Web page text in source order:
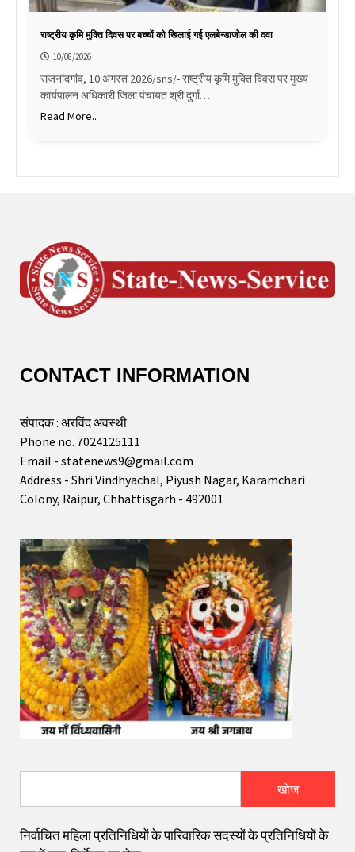
राष्ट्रीय कृमि मुक्ति दिवस पर बच्चों को खिलाई गई एलबेन्डाजोल की दवा
10/08/2026
राजनांदगांव, 10 अगस्त 2026/sns/- राष्ट्रीय कृमि मुक्ति दिवस पर मुख्य
कार्यपालन अधिकारी जिला पंचायत श्री दुर्गा…
Read More..
CONTACT INFORMATION
संपादक : अरविंद अवस्थी
Phone no. 7024125111
Email - statenews9@gmail.com
Address - Shri Vindhyachal, Piyush Nagar, Karamchari
Colony, Raipur, Chhattisgarh - 492001
खोज
निर्वाचित महिला प्रतिनिधियों के पारिवारिक सदस्यों के प्रतिनिधियों के